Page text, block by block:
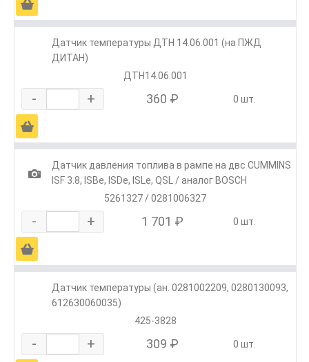
Ä
Датчик температуры ДТН 14.06.001 (на ПЖД
ДИТАН)
ДТН14.06.001
- + 360 ₽ 0 шт.
Ä
1
Датчик давления топлива в рампе на двс CUMMINS
ISF 3.8, ISBe, ISDe, ISLe, QSL / аналог BOSCH
5261327 / 0281006327
- + 1 701 ₽ 0 шт.
Ä
Датчик температуры (ан. 0281002209, 0280130093,
612630060035)
425-3828
- + 309 ₽ 0 шт.